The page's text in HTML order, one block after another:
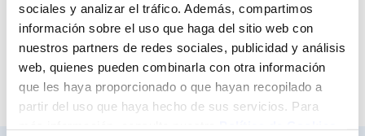
sociales y analizar el tráfico. Además, compartimos
información sobre el uso que haga del sitio web con
nuestros partners de redes sociales, publicidad y análisis
web, quienes pueden combinarla con otra información
que les haya proporcionado o que hayan recopilado a
partir del uso que haya hecho de sus servicios. Para